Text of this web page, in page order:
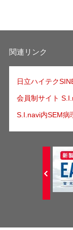
関連リンク
日立ハイテク
会員制サイト
S.I.navi内SEM病